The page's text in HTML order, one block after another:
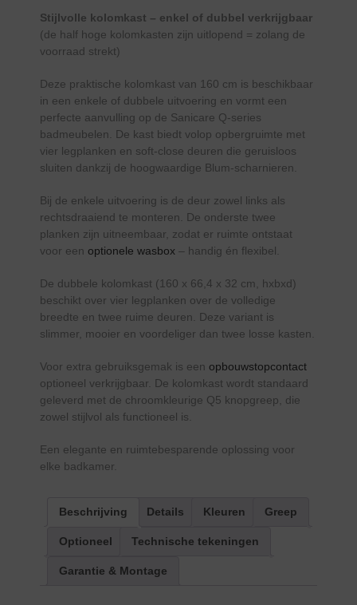
Stijlvolle kolomkast – enkel of dubbel verkrijgbaar
(de half hoge kolomkasten zijn uitlopend = zolang de
voorraad strekt)
Deze praktische kolomkast van 160 cm is beschikbaar
in een enkele of dubbele uitvoering en vormt een
perfecte aanvulling op de Sanicare Q-series
badmeubelen. De kast biedt volop opbergruimte met
vier legplanken en soft-close deuren die geruisloos
sluiten dankzij de hoogwaardige Blum-scharnieren.
Bij de enkele uitvoering is de deur zowel links als
rechtsdraaiend te monteren. De onderste twee
planken zijn uitneembaar, zodat er ruimte ontstaat
voor een optionele wasbox – handig én flexibel.
De dubbele kolomkast (160 x 66,4 x 32 cm, hxbxd)
beschikt over vier legplanken over de volledige
breedte en twee ruime deuren. Deze variant is
slimmer, mooier en voordeliger dan twee losse kasten.
Voor extra gebruiksgemak is een opbouwstopcontact
optioneel verkrijgbaar. De kolomkast wordt standaard
geleverd met de chroomkleurige Q5 knopgreep, die
zowel stijlvol als functioneel is.
Een elegante en ruimtebesparende oplossing voor
elke badkamer.
Beschrijving Details Kleuren Greep
Optioneel Technische tekeningen
Garantie & Montage